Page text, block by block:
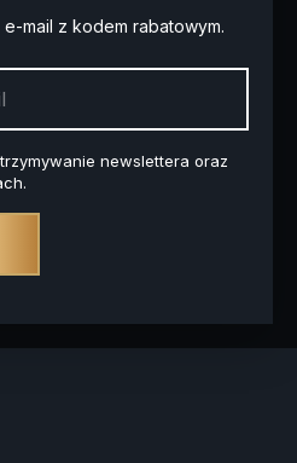
mail z kodem rabatowym.
newslettera oraz
się więcej o nas